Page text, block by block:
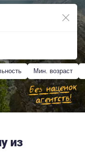
Мин. возраст
из